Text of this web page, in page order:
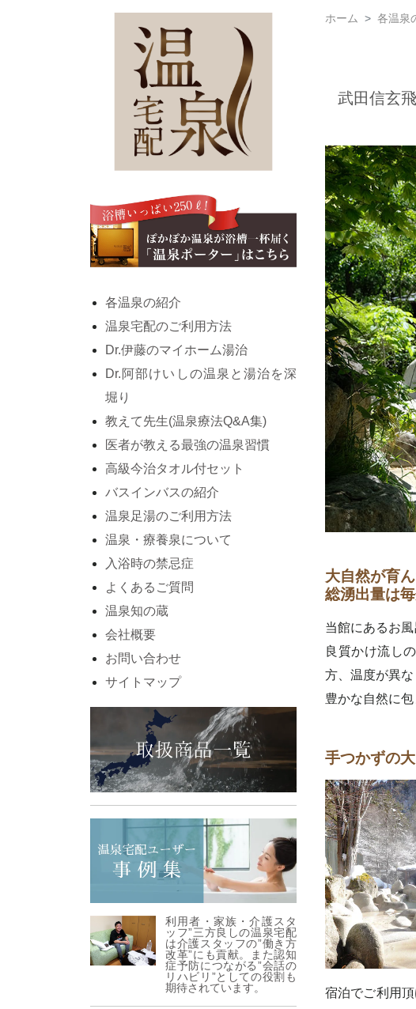
各温泉の紹介
温泉宅配のご利用方法
Dr.伊藤のマイホーム湯治
Dr.阿部けいしの温泉と湯治を深
堀り
教えて先生(温泉療法Q&A集)
医者が教える最強の温泉習慣
高級今治タオル付セット
バスインバスの紹介
温泉足湯のご利用方法
温泉・療養泉について
入浴時の禁忌症
よくあるご質問
温泉知の蔵
会社概要
お問い合わせ
サイトマップ
利用者・家族・介護スタ
ッフ”三方良しの温泉宅配
は介護スタッフの”働き方
改革”にも貢献。また認知
症予防につながる”会話の
リハビリ”としての役割も
期待されています。
ホーム 各温泉
武田信玄
大自然が育
総湧出量は毎
当館にあるお
良質かけ流し
方、温度が異な
豊かな自然に
手つかずの
宿泊でご利用